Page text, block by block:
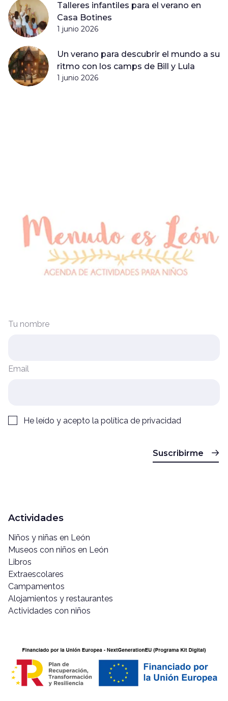
Talleres infantiles para el verano en
Casa Botines
1 junio 2026
Un verano para descubrir el mundo a su
ritmo con los camps de Bill y Lula
1 junio 2026
Tu nombre
Email
He leído y acepto la política de privacidad
Suscribirme
Actividades
Niños y niñas en León
Museos con niños en León
Libros
Extraescolares
Campamentos
Alojamientos y restaurantes
Actividades con niños